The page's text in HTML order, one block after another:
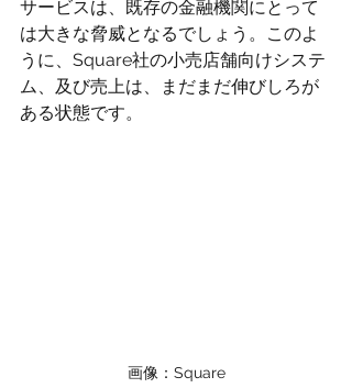
サービスは、既存の金融機関にとって
は大きな脅威となるでしょう。このよ
うに、Square社の小売店舗向けシステ
ム、及び売上は、まだまだ伸びしろが
ある状態です。
画像：Square